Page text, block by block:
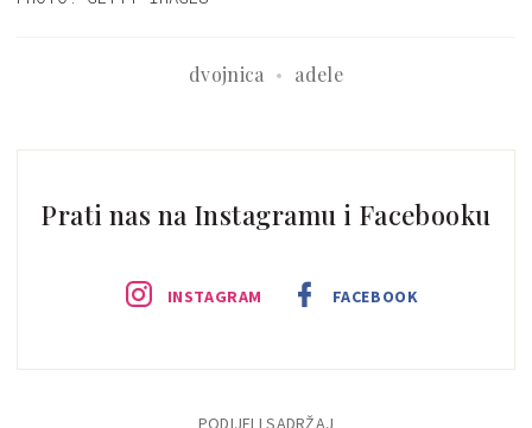
dvojnica adele
Prati nas na Instagramu i Facebooku
INSTAGRAM FACEBOOK
PODIJELI SADRŽAJ